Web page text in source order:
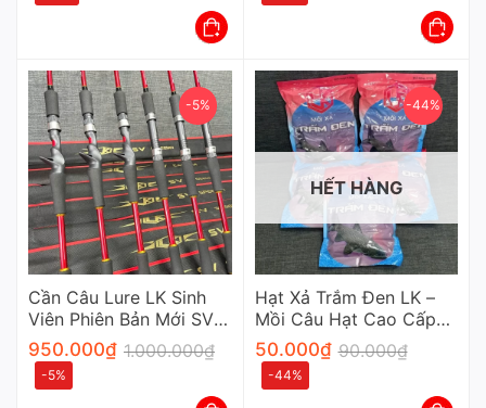
-5%
Cần Câu Lure LK Sinh
Viên Phiên Bản Mới SV
Carbon Xoắn Khoen Fuji
950.000₫ 1.000.000₫
-5%
-44%
HẾT HÀNG
Hạt Xả Trắm Đen LK –
Mồi Câu Hạt Cao Cấp
Chuyên Dụng Cho Cần
Thủ
50.000₫ 90.000₫
-44%